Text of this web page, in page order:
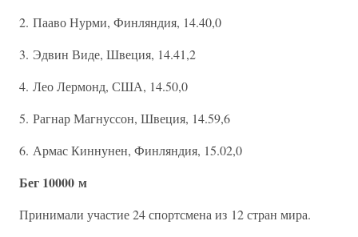
2. Пааво Нурми, Финляндия, 14.40,0
3. Эдвин Виде, Швеция, 14.41,2
4. Лео Лермонд, США, 14.50,0
5. Рагнар Магнуссон, Швеция, 14.59,6
6. Армас Киннунен, Финляндия, 15.02,0
Бег 10000 м
Принимали участие 24 спортсмена из 12 стран мира.